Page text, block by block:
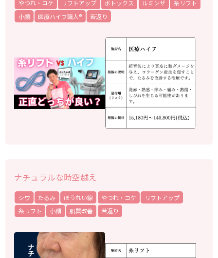
やつれ・コケ
リフトアップ ボトックス ルミンザ
糸リフト
小顔
医療ハイフ職人® 若返り
ナチュラルな時空越え
シワ たるみ ほうれい線 やつれ・コケ
リフトアップ
糸リフト
小顔 肌質改善 若返り